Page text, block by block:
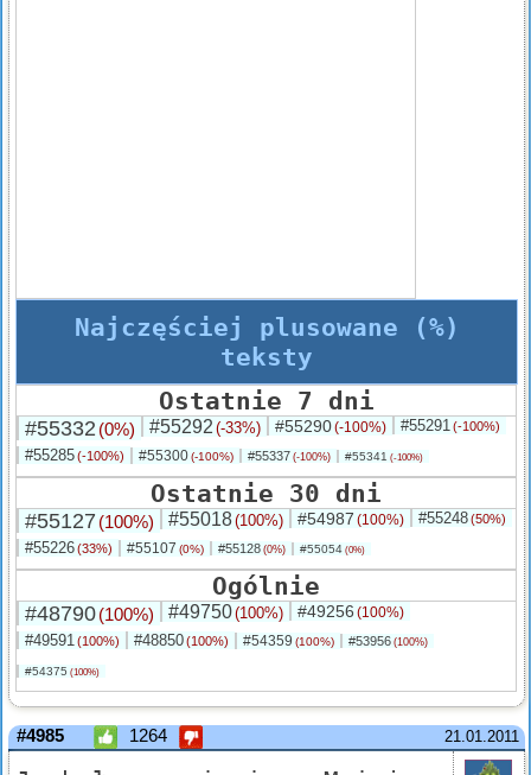
Najczęściej plusowane (%)
teksty
Ostatnie 7 dni
#55332 (0%) #55292 (-33%) #55290(-100%) #55291(-100%)
#55285(-100%) #55300(-100%) #55337 (-100%) #55341 (-100%)
Ostatnie 30 dni
#55127 (100%) #55018(100%) #54987 (100%) #55248(50%)
#55226(33%) #55107 (0%) #55128 (0%) #55054 (0%)
Ogólnie
#48790(100%) #49750(100%) #49256 (100%)
#49591(100%) #48850(100%) #54359 (100%) #53956 (100%)
#54375 (100%)
21.01.2011
#4985 1264